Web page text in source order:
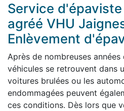
Service
agréé VHU
Enlèvement
Après de nombreuses années
véhicules se retrouvent dans
voitures brulées ou les
endommagées peuvent
ces conditions. Dès lors que